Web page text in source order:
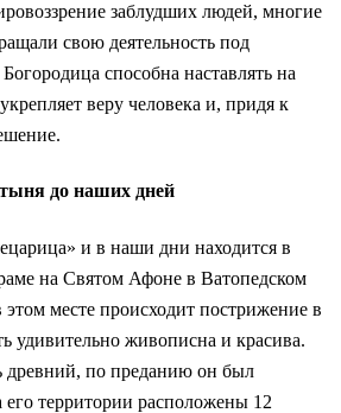
заблудших людей, многие
свою деятельность под
способна наставлять на
веру человека и, придя к
до наших дней
и в наши дни находится в
на Святом Афоне в Ватопедском
месте происходит пострижение в
удивительно живописна и красива.
древний, по преданию он был
территории расположены 12